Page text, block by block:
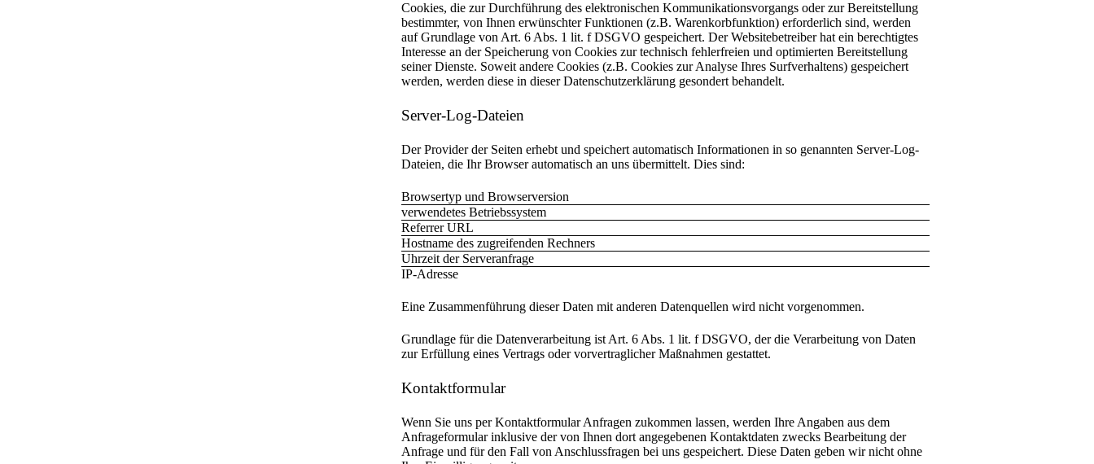
Cookies, die zur Durchführung des elektronischen Kommunikationsvorgangs oder zur Bereitstellung
bestimmter, von Ihnen erwünschter Funktionen (z.B. Warenkorbfunktion) erforderlich sind, werden
auf Grundlage von Art. 6 Abs. 1 lit. f DSGVO gespeichert. Der Websitebetreiber hat ein berechtigtes
Interesse an der Speicherung von Cookies zur technisch fehlerfreien und optimierten Bereitstellung
seiner Dienste. Soweit andere Cookies (z.B. Cookies zur Analyse Ihres Surfverhaltens) gespeichert
werden, werden diese in dieser Datenschutzerklärung gesondert behandelt.
Server-Log-Dateien
Der Provider der Seiten erhebt und speichert automatisch Informationen in so genannten Server-Log-
Dateien, die Ihr Browser automatisch an uns übermittelt. Dies sind:
Browsertyp und Browserversion
verwendetes Betriebssystem
Referrer URL
Hostname des zugreifenden Rechners
Uhrzeit der Serveranfrage
IP-Adresse
Eine Zusammenführung dieser Daten mit anderen Datenquellen wird nicht vorgenommen.
Grundlage für die Datenverarbeitung ist Art. 6 Abs. 1 lit. f DSGVO, der die Verarbeitung von Daten
zur Erfüllung eines Vertrags oder vorvertraglicher Maßnahmen gestattet.
Kontaktformular
Wenn Sie uns per Kontaktformular Anfragen zukommen lassen, werden Ihre Angaben aus dem
Anfrageformular inklusive der von Ihnen dort angegebenen Kontaktdaten zwecks Bearbeitung der
Anfrage und für den Fall von Anschlussfragen bei uns gespeichert. Diese Daten geben wir nicht ohne